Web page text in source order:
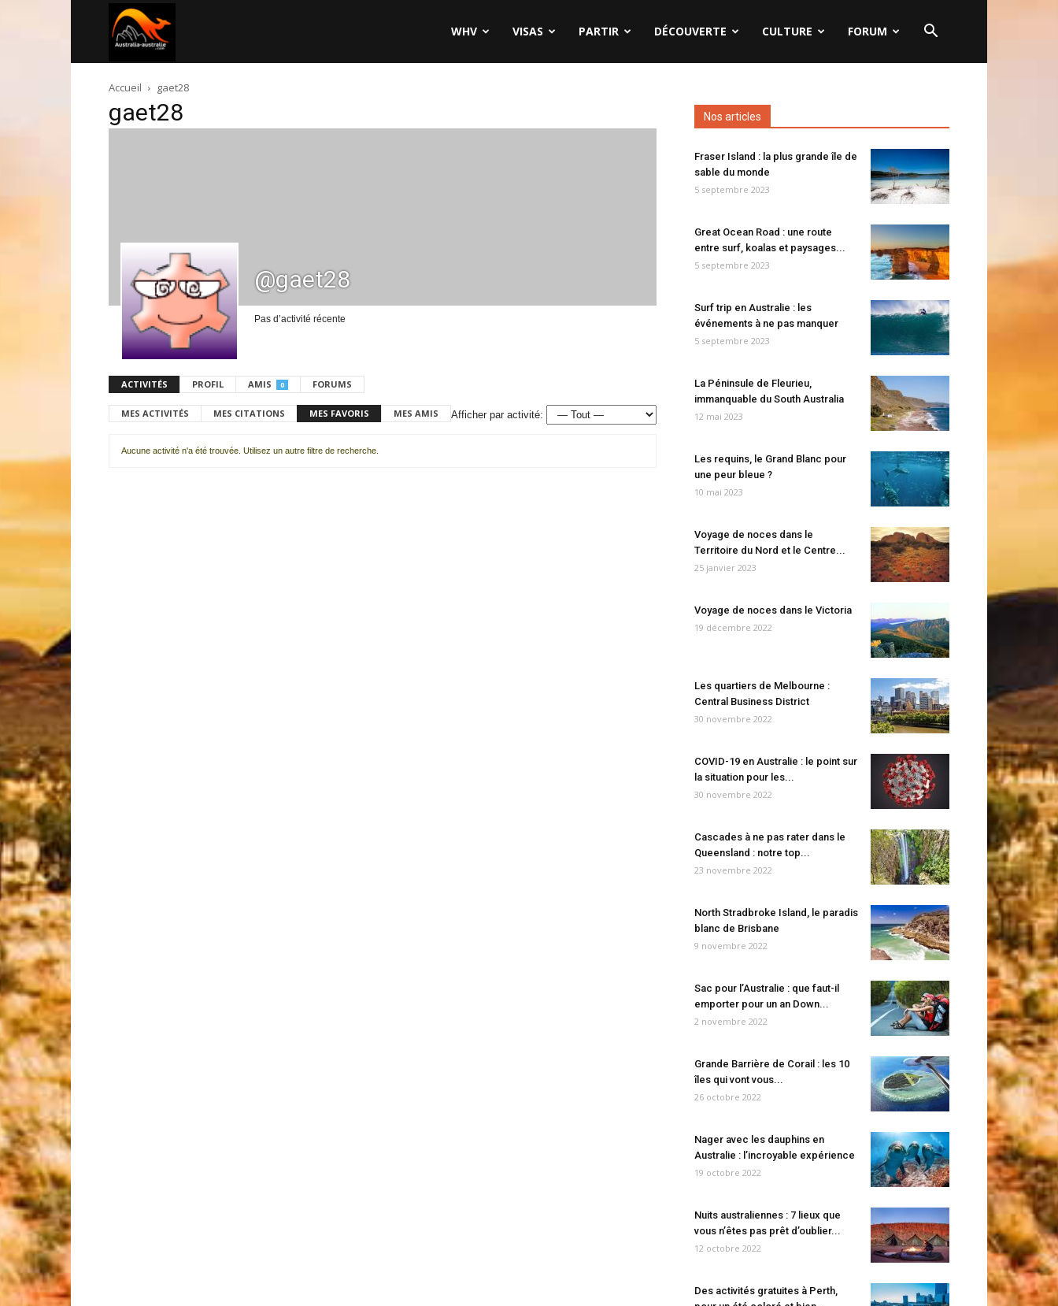
australie.com
WHV VISAS PARTIR DÉCOUVERTE CULTURE FORUM
Accueil gaet28
gaet28
@gaet28
Pas d’activité récente
ACTIVITÉS PROFIL AMIS 0 FORUMS
MES ACTIVITÉS MES CITATIONS MES FAVORIS MES AMIS Afficher par activité:
Aucune activité n'a été trouvée. Utilisez un autre filtre de recherche.
Nos articles
Fraser Island : la plus grande île de
sable du monde
5 septembre 2023
Great Ocean Road : une route
entre surf, koalas et paysages...
5 septembre 2023
Surf trip en Australie : les
événements à ne pas manquer
5 septembre 2023
La Péninsule de Fleurieu,
immanquable du South Australia
12 mai 2023
Les requins, le Grand Blanc pour
une peur bleue ?
10 mai 2023
Voyage de noces dans le
Territoire du Nord et le Centre...
25 janvier 2023
Voyage de noces dans le Victoria
19 décembre 2022
Les quartiers de Melbourne :
Central Business District
30 novembre 2022
COVID-19 en Australie : le point sur
la situation pour les...
30 novembre 2022
Cascades à ne pas rater dans le
Queensland : notre top...
23 novembre 2022
North Stradbroke Island, le paradis
blanc de Brisbane
9 novembre 2022
Sac pour l’Australie : que faut-il
emporter pour un an Down...
2 novembre 2022
Grande Barrière de Corail : les 10
îles qui vont vous...
26 octobre 2022
Nager avec les dauphins en
Australie : l’incroyable expérience
19 octobre 2022
Nuits australiennes : 7 lieux que
vous n’êtes pas prêt d’oublier...
12 octobre 2022
Des activités gratuites à Perth,